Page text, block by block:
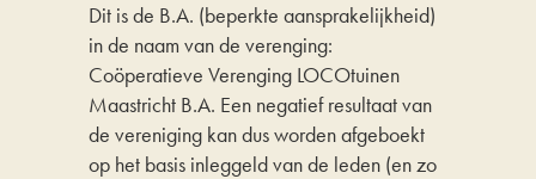
Dit is de B.A. (beperkte aansprakelijkheid)
in de naam van de verenging:
Coöperatieve Verenging LOCOtuinen
Maastricht B.A. Een negatief resultaat van
de vereniging kan dus worden afgeboekt
op het basis inleggeld van de leden (en zo